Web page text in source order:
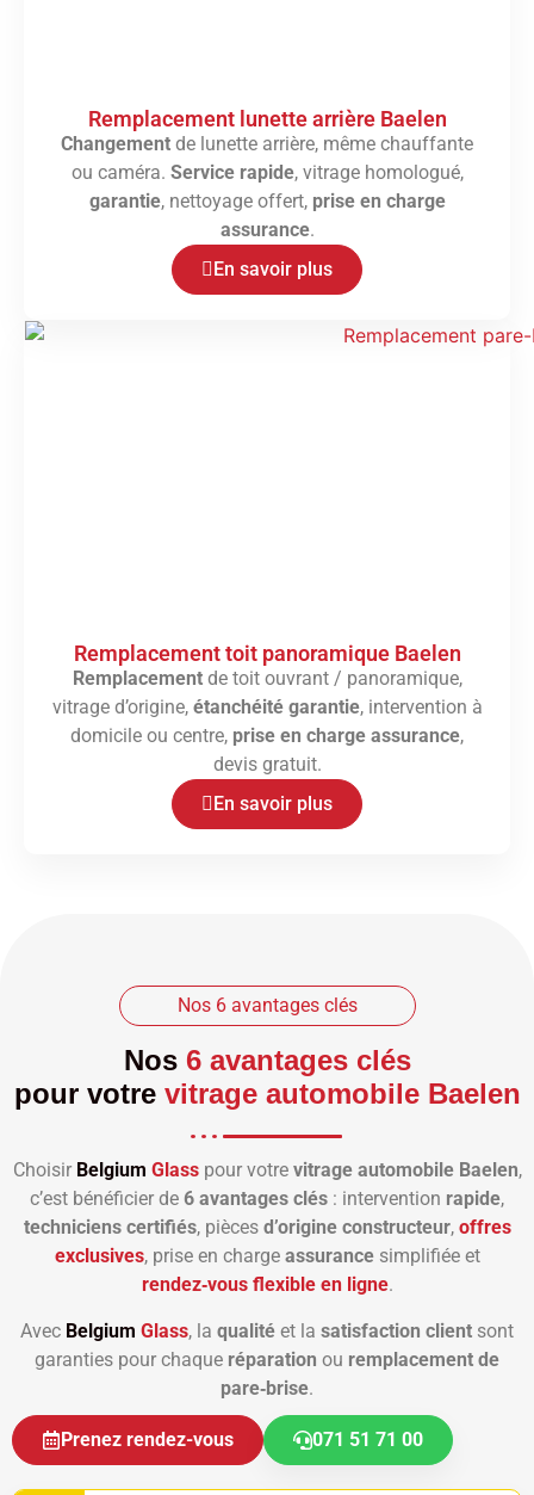
Remplacement lunette arrière Baelen
Changement de lunette arrière, même chauffante
ou caméra. Service rapide, vitrage homologué,
garantie, nettoyage offert, prise en charge
assurance.
En savoir plus
Remplacement toit panoramique Baelen
Remplacementde toit ouvrant / panoramique,
vitrage d’origine, étanchéité garantie, intervention à
domicile ou centre, prise en charge assurance,
devis gratuit.
En savoir plus
Nos 6 avantages clés
Nos 6 avantages clés
pour votre vitrage automobile Baelen
Choisir Belgium Glasspour votre vitrage automobile Baelen,
c’est bénéficier de 6 avantages clés : intervention rapide,
techniciens certifiés, pièces d’origine constructeur, offres
exclusives, prise en charge assurancesimplifiée et
rendez‑vous flexible en ligne.
Avec Belgium Glass, la qualité et la satisfaction client sont
garanties pour chaque réparation ou remplacement de
pare‑brise.
Prenez rendez-vous 071 51 71 00